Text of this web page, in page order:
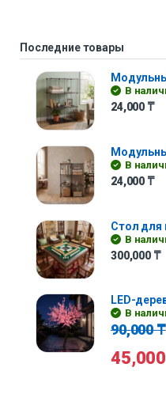
Последние товары
В
24,000 ₸
В
24,000 ₸
Стол для
В
300,000 ₸
LED-
В
90,000₸
45,000